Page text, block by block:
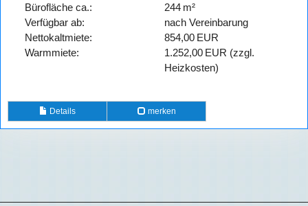
Bürofläche ca.:
244 m²
Verfügbar ab:
nach Vereinbarung
Nettokaltmiete:
854,00 EUR
Warmmiete:
1.252,00 EUR (zzgl.
Heizkosten)
Details merken